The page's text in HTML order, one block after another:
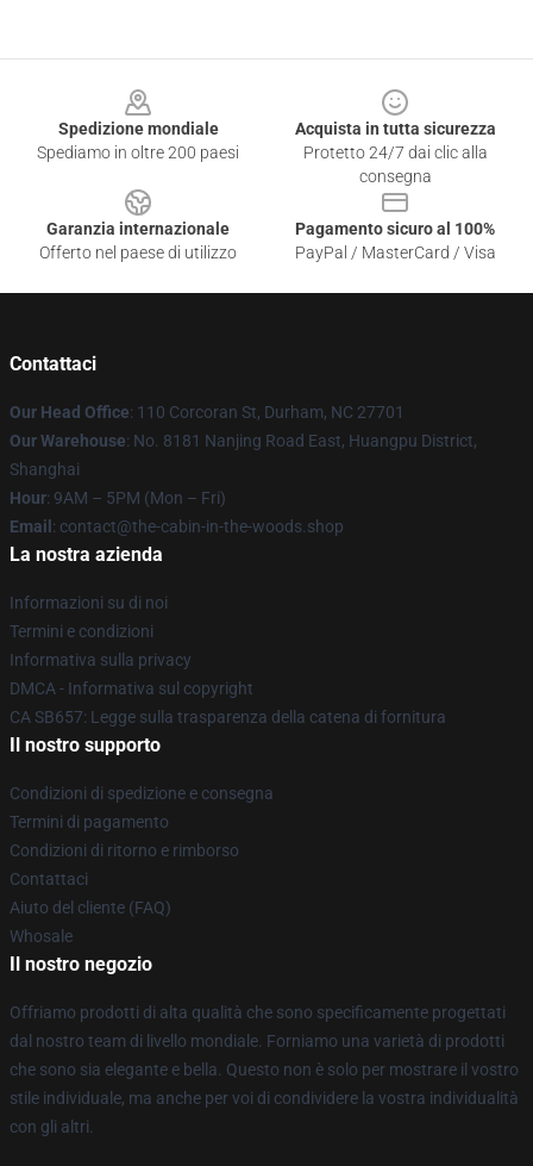
Spedizione mondiale
Spediamo in oltre 200 paesi
Acquista in tutta sicurezza
Protetto 24/7 dai clic alla
consegna
Garanzia internazionale
Offerto nel paese di utilizzo
Pagamento sicuro al 100%
PayPal / MasterCard / Visa
Contattaci
Our Head Office: 110 Corcoran St, Durham, NC 27701
Our Warehouse: No. 8181 Nanjing Road East, Huangpu District,
Shanghai
Hour: 9AM – 5PM (Mon – Fri)
Email : contact@the-cabin-in-the-woods.shop
La nostra azienda
Informazioni su di noi
Termini e condizioni
Informativa sulla privacy
DMCA - Informativa sul copyright
CA SB657: Legge sulla trasparenza della catena di fornitura
Il nostro supporto
Condizioni di spedizione e consegna
Termini di pagamento
Condizioni di ritorno e rimborso
Contattaci
Aiuto del cliente (FAQ)
Whosale
Il nostro negozio
Offriamo prodotti di alta qualità che sono specificamente progettati
dal nostro team di livello mondiale. Forniamo una varietà di prodotti
che sono sia elegante e bella. Questo non è solo per mostrare il vostro
stile individuale, ma anche per voi di condividere la vostra individualità
con gli altri.